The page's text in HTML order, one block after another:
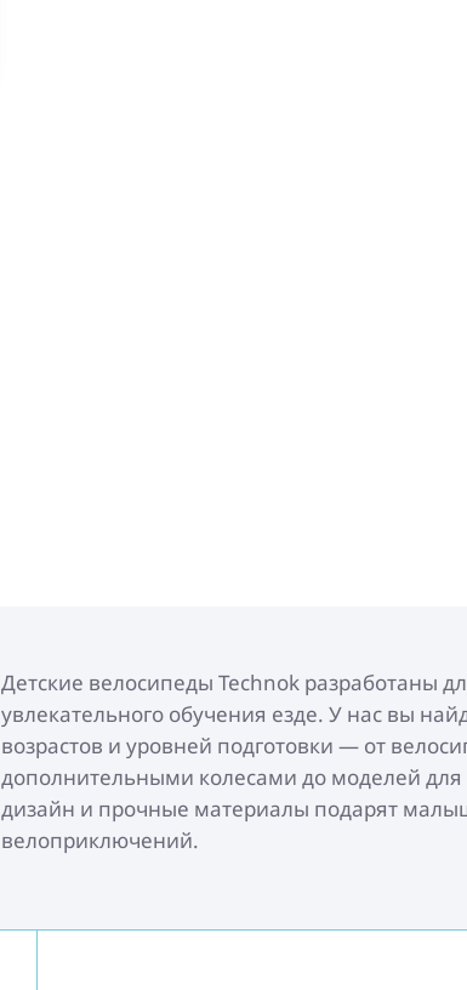
Детские велосипеды Technok разработаны
увлекательного обучения езде. У нас вы
возрастов и уровней подготовки — от
дополнительными колесами до моделей
дизайн и прочные материалы подарят
велоприключений.